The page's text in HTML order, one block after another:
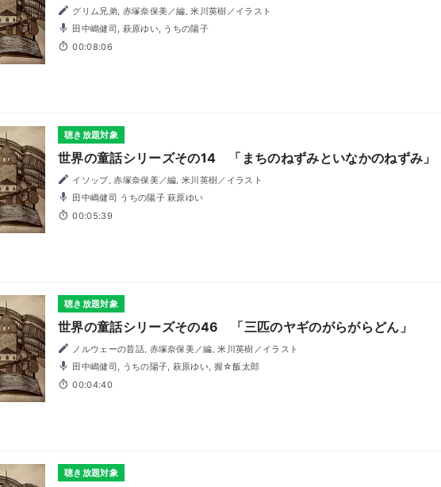
グリム兄弟, 赤塚奈保美／編, 米川英樹／イラスト
田中嶋健司, 萩原ゆい, うちの陽子
00:08:06
聴き放題対象
世界の童話シリーズその14 「まちのねずみといなかのねずみ」
イソップ, 赤塚奈保美／編, 米川英樹／イラスト
田中嶋健司 うちの陽子 萩原ゆい
00:05:39
聴き放題対象
世界の童話シリーズその46 「三匹のヤギのがらがらどん」
ノルウェーの昔話, 赤塚奈保美／編, 米川英樹／イラスト
田中嶋健司, うちの陽子, 萩原ゆい, 握☆飯太郎
00:04:40
聴き放題対象